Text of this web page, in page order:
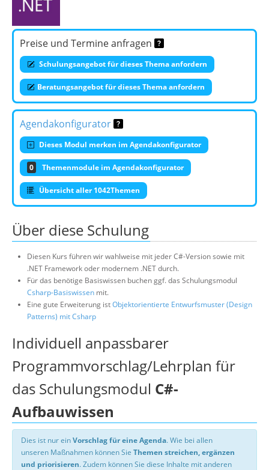
Preise und Termine anfragen
Schulungsangebot für dieses Thema anfordern
Beratungsangebot für dieses Thema anfordern
Agendakonfigurator
Dieses Modul merken im Agendakonfigurator
0 Themenmodule im Agendakonfigurator
Übersicht aller 1042Themen
Über diese Schulung
Diesen Kurs führen wir wahlweise mit jeder C#-Version sowie mit
.NET Framework oder modernem .NET durch.
Für das benötige Basiswissen buchen ggf. das Schulungsmodul
Csharp-Basiswissen mit.
Eine gute Erweiterung istObjektorientierte Entwurfsmuster (Design
Patterns) mit Csharp
Individuell anpassbarer
Programmvorschlag/Lehrplan für
das Schulungsmodul C#-
Aufbauwissen
Dies ist nur einVorschlag für eine Agenda. Wie bei allen
unseren Maßnahmen können Sie Themen streichen, ergänzen
und priorisieren. Zudem können Sie diese Inhalte mit anderen